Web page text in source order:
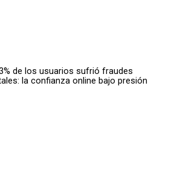
de los usuarios sufrió fraudes
la confianza online bajo presión